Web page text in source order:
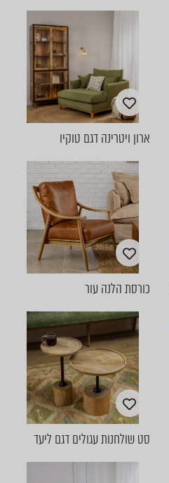
ארון ויטרינה דגם טוקיו
כורסת הלנה עור
סט שולחנות עגולים דגם ליעד